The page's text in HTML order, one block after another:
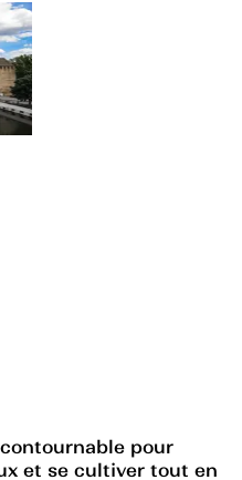
pour
et se cultiver tout en